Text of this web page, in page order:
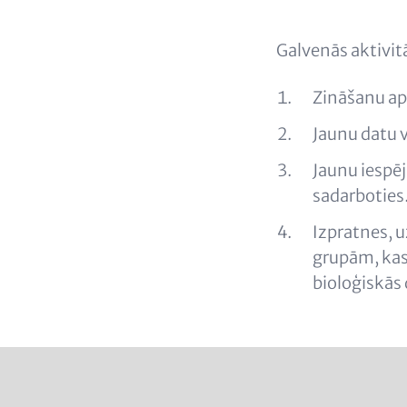
Content
Galvenās
Zināšanu
Jaunu datu
Jaunu
sadarboties.
Izpratnes,
grupām,
bioloģiskās